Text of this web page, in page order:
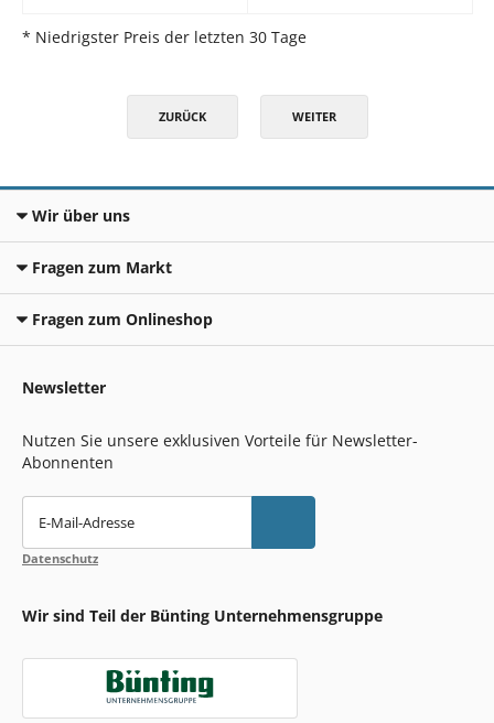
* Niedrigster Preis der letzten 30 Tage
ZURÜCK WEITER
Wir über uns
Fragen zum Markt
Fragen zum Onlineshop
Newsletter
Nutzen Sie unsere exklusiven Vorteile für Newsletter-
Abonnenten
E-Mail-Adresse
Datenschutz
Wir sind Teil der Bünting Unternehmensgruppe